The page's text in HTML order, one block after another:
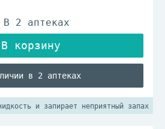
в 2 аптеках
и запирает неприятный запах